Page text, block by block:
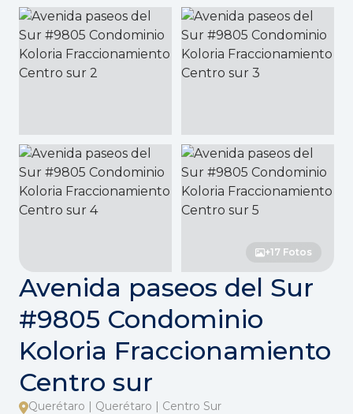
+17 Fotos
Avenida paseos del Sur
#9805 Condominio
Koloria Fraccionamiento
Centro sur
Querétaro | Querétaro | Centro Sur